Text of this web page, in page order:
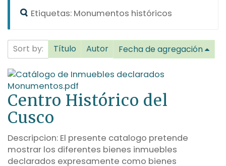
Etiquetas: Monumentos históricos
Sort by: Título Autor Fecha de agregación
Centro Histórico del
Cusco
Descripcion: El presente catalogo pretende
mostrar los diferentes bienes inmuebles
declarados expresamente como bienes